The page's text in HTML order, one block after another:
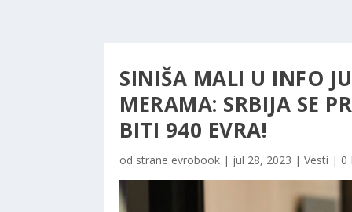
SINIŠA MALI U INFO
MERAMA: SRBIJA SE
BITI 940 EVRA!
od strane evrobook | jul 28, 2023 | Vesti | 0